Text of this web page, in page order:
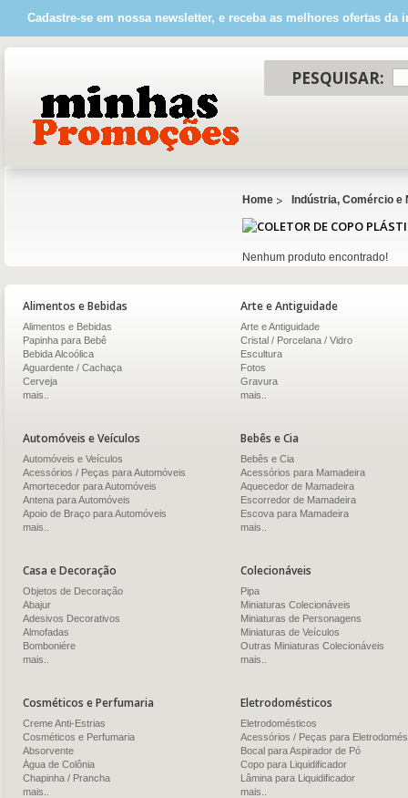
Cadastre-se em nossa newsletter, e receba as melhores ofertas da
PESQUISAR:
Home Indústria, Comércio e
Nenhum produto encontrado!
Alimentos e Bebidas
Alimentos e Bebidas
Papinha para Bebê
Bebida Alcoólica
Aguardente / Cachaça
Cerveja
mais..
Arte e Antiguidade
Arte e Antiguidade
Cristal / Porcelana / Vidro
Escultura
Fotos
Gravura
mais..
Automóveis e Veículos
Automóveis e Veículos
Acessórios / Peças para Automóveis
Amortecedor para Automóveis
Antena para Automóveis
Apoio de Braço para Automóveis
mais..
Bebês e Cia
Bebês e Cia
Acessórios para Mamadeira
Aquecedor de Mamadeira
Escorredor de Mamadeira
Escova para Mamadeira
mais..
Casa e Decoração
Objetos de Decoração
Abajur
Adesivos Decorativos
Almofadas
Bomboniére
mais..
Colecionáveis
Pipa
Miniaturas Colecionáveis
Miniaturas de Personagens
Miniaturas de Veículos
Outras Miniaturas Colecionáveis
mais..
Cosméticos e Perfumaria
Creme Anti-Estrias
Cosméticos e Perfumaria
Absorvente
Água de Colônia
Chapinha / Prancha
mais..
Eletrodomésticos
Eletrodomésticos
Acessórios / Peças para
Bocal para Aspirador de Pó
Copo para Liquidificador
Lâmina para Liquidificador
mais..